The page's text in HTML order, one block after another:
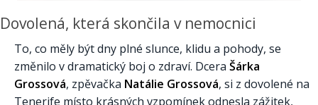
Dovolená, která skončila v nemocnici
To, co měly být dny plné slunce, klidu a pohody, se
změnilo v dramatický boj o zdraví. Dcera Šárka
Grossová, zpěvačka Natálie Grossová, si z dovolené na
Tenerife místo krásných vzpomínek odnesla zážitek,